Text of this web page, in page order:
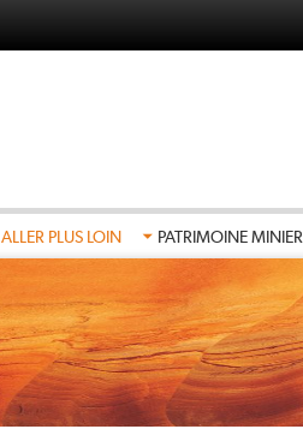
ALLER PLUS LOIN PATRIMOINE MINIER